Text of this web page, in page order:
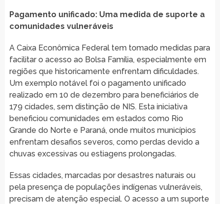
Pagamento unificado: Uma medida de suporte a
comunidades vulneráveis
A Caixa Econômica Federal tem tomado medidas para
facilitar o acesso ao Bolsa Família, especialmente em
regiões que historicamente enfrentam dificuldades.
Um exemplo notável foi o pagamento unificado
realizado em 10 de dezembro para beneficiários de
179 cidades, sem distinção de NIS. Esta iniciativa
beneficiou comunidades em estados como Rio
Grande do Norte e Paraná, onde muitos municípios
enfrentam desafios severos, como perdas devido a
chuvas excessivas ou estiagens prolongadas.
Essas cidades, marcadas por desastres naturais ou
pela presença de populações indígenas vulneráveis,
precisam de atenção especial. O acesso a um suporte